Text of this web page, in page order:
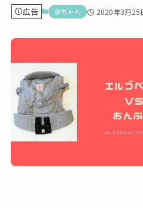
広告 赤ちゃん 2020年3月25